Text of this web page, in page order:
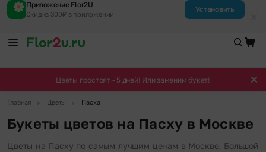
Приложение Flor2U
Скидка 300₽ в приложении
Установить
Цветы простоят - 5 дней! Или заменим букет!
Главная Цветы Пасха
Букеты цветов на Пасху в Москве
Цветы на Пасху по самым лучшим ценам в Москве. Большой